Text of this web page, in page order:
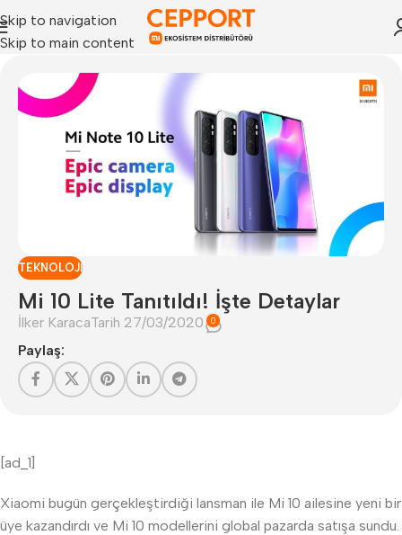
Skip to navigation
Skip to main content
TEKNOLOJI
Mi 10 Lite Tanıtıldı! İşte Detaylar
İlker KaracaTarih 27/03/2020 0
Paylaş:
[ad_1]
Xiaomi bugün gerçekleştirdiği lansman ile Mi 10 ailesine yeni bir
üye kazandırdı ve Mi 10 modellerini global pazarda satışa sundu.